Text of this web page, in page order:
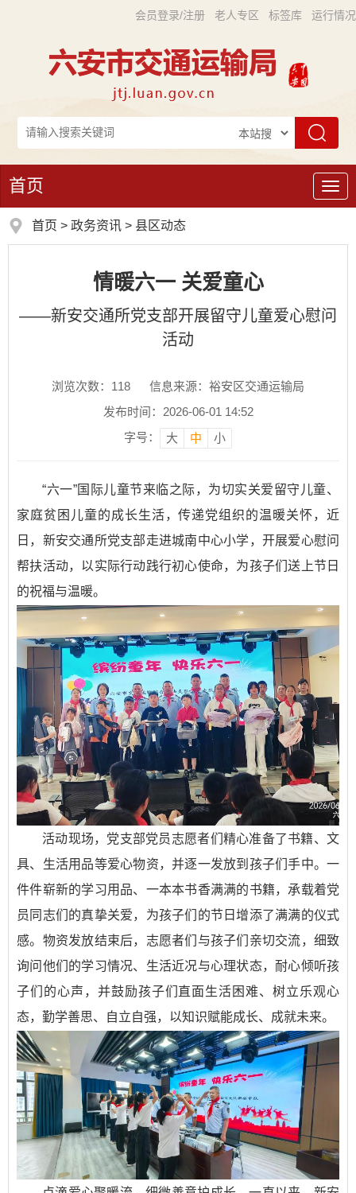
会员登录/注册 老人专区 标签库 运行情况
导
航
首页
首页 > 政务资讯 > 县区动态
情暖六一 关爱童心
——新安交通所党支部开展留守儿童爱心慰问
活动
浏览次数： 118
信息来源：裕安区交通运输局
发布时间：2026-06-01 14:52
字号：
大 中 小
“六一”国际儿童节来临之际，为切实关爱留守儿童、
家庭贫困儿童的成长生活，传递党组织的温暖关怀，近
日，新安交通所党支部走进城南中心小学，开展爱心慰问
帮扶活动，以实际行动践行初心使命，为孩子们送上节日
的祝福与温暖。
活动现场，党支部党员志愿者们精心准备了书籍、文
具、生活用品等爱心物资，并逐一发放到孩子们手中。一
件件崭新的学习用品、一本本书香满满的书籍，承载着党
员同志们的真挚关爱，为孩子们的节日增添了满满的仪式
感。物资发放结束后，志愿者们与孩子们亲切交流，细致
询问他们的学习情况、生活近况与心理状态，耐心倾听孩
子们的心声，并鼓励孩子们直面生活困难、树立乐观心
态，勤学善思、自立自强，以知识赋能成长、成就未来。